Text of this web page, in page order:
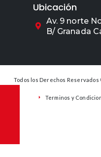
Ubicación
Av. 9 norte
B/ Granada
Todos los Derechos Reservados
Terminos y